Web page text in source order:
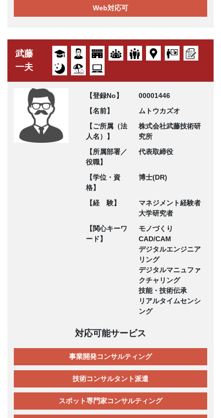
Web対応可
武藤
一夫
【登録No】
00001446
【名前】
ムトウカズオ
【ご所属（法
人名）】
株式会社武藤技術研
究所
【所属部署／
役職】
代表取締役
【学位・資
格】
博士(DR)
【経 験】
マネジメント経験者
大学研究者
【関心キーワ
ード】
モノづくり
CAD/CAM
デジタルエンジニア
リング
デジタルマニュファ
クチャリング
技能・技術伝承
リアルタイムセンシ
ング
対応可能サービス
事業開発コンサルティング
技術コンサルタント派遣
スポット専門家コンサルティング